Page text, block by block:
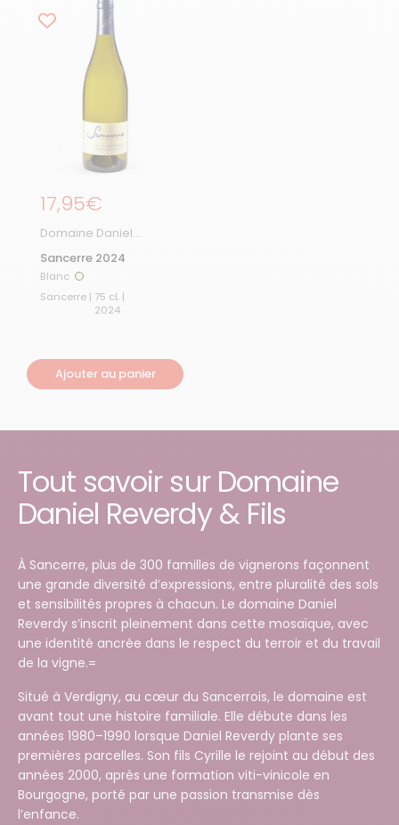
Prix régulier
17,95€
Domaine Daniel
Sancerre 2024
Blanc Blanc
Sancerre | 75 cL |
2024
Ajouter au panier
Tout savoir sur Domaine
Daniel Reverdy & Fils
À Sancerre, plus de 300 familles de vignerons façonnent
une grande diversité d’expressions, entre pluralité des sols
et sensibilités propres à chacun. Le domaine Daniel
Reverdy s’inscrit pleinement dans cette mosaïque, avec
une identité ancrée dans le respect du terroir et du travail
de la vigne.=
Situé à Verdigny, au cœur du Sancerrois, le domaine est
avant tout une histoire familiale. Elle débute dans les
années 1980–1990 lorsque Daniel Reverdy plante ses
premières parcelles. Son fils Cyrille le rejoint au début des
années 2000, après une formation viti-vinicole en
Bourgogne, porté par une passion transmise dès
l’enfance.